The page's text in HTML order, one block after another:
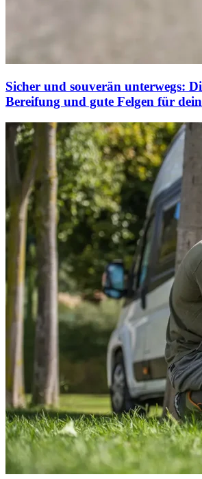
Sicher und souverän unterwegs:
Bereifung und gute Felgen für